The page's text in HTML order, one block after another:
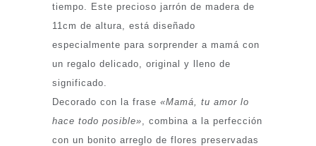
tiempo. Este precioso jarrón de madera de
11cm de altura, está diseñado
especialmente para sorprender a mamá con
un regalo delicado, original y lleno de
significado.
Decorado con la frase «Mamá, tu amor lo
hace todo posible» , combina a la perfección
con un bonito arreglo de flores preservadas